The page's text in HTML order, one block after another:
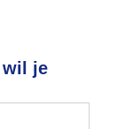
wil je